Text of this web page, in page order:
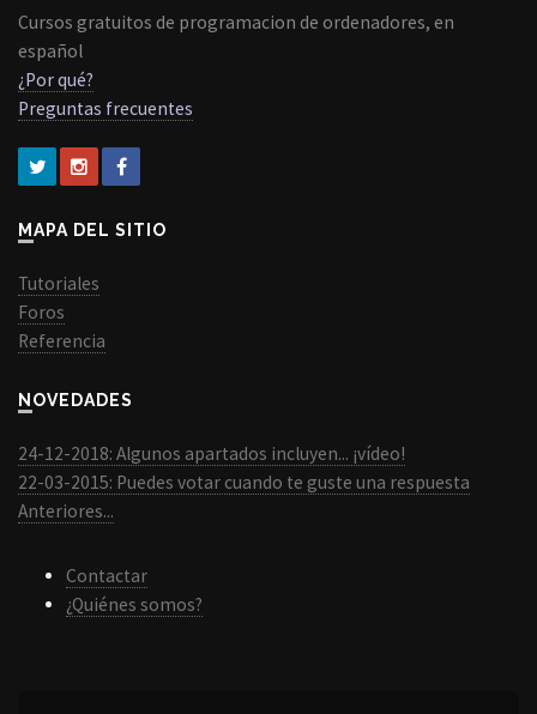
Cursos gratuitos de programacion de ordenadores, en
español
¿Por qué?
Preguntas frecuentes
MAPA DEL SITIO
Tutoriales
Foros
Referencia
NOVEDADES
24-12-2018: Algunos apartados incluyen... ¡vídeo!
22-03-2015: Puedes votar cuando te guste una respuesta
Anteriores...
Contactar
¿Quiénes somos?